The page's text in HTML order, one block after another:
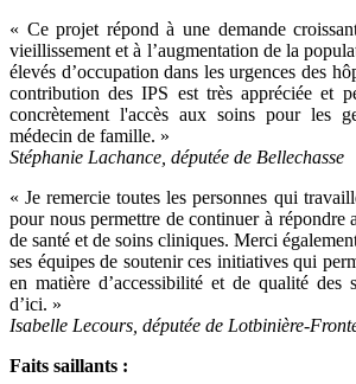
« Ce projet répond à une demande
vieillissement et à l’augmentation de la
élevés d’occupation dans les urgences des
contribution des IPS est très appréciée et
concrètement l'accès aux soins pour les
médecin de famille. »
Stéphanie Lachance, députée de Bellechasse
« Je remercie toutes les personnes qui
pour nous permettre de continuer à répondre
de santé et de soins cliniques. Merci
ses équipes de soutenir ces initiatives qui
en matière d’accessibilité et de qualité des
d’ici. »
Isabelle Lecours, députée de Lotbinière-
Faits saillants :